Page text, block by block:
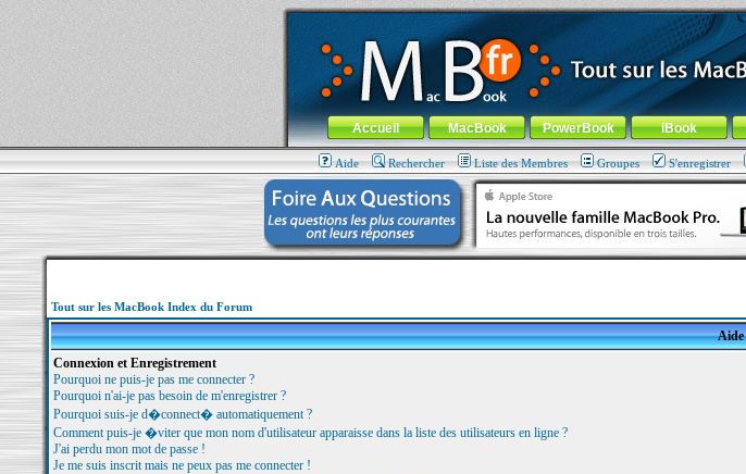
MacBook-fr.com : 100% Apple... 100% nomade !
Aller au contenu-Aller au menu général-Aller au menu de la rubrique
Menu général
Accueil MacBook PowerBook iBook
Aide Rechercher Liste des Membres Groupes S'enregistrer
Tout sur les MacBook Index du Forum
Aide
Connexion et Enregistrement
Pourquoi ne puis-je pas me connecter ?
Pourquoi n'ai-je pas besoin de m'enregistrer ?
Pourquoi suis-je d�connect� automatiquement ?
Comment puis-je �viter que mon nom d'utilisateur apparaisse dans la liste des utilisateurs en ligne ?
J'ai perdu mon mot de passe !
Je me suis inscrit mais ne peux pas me connecter !